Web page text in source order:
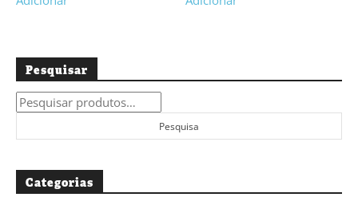
Pesquisar
Pesquisar
por:
Pesquisa
Categorias